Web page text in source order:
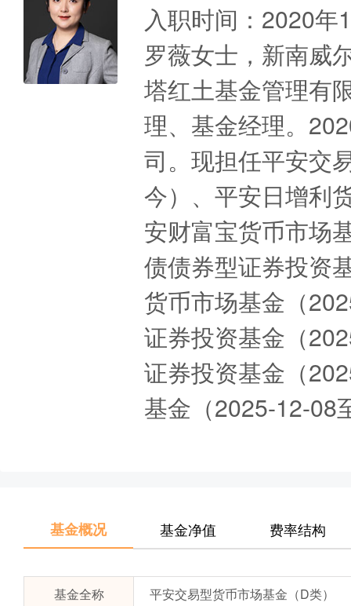
入职时间：2020年
罗薇女士，新南威
塔红土基金管理有
理、基金经理。
司。现担任平安交
今）、平安日增利
安财富宝货币市场
债债券型证券投资
货币市场基金（
证券投资基金（
证券投资基金（
基金（2025-12-08
基金概况 基金净值 费率结构
基金全称
平安交易型货币市场基金（D类）